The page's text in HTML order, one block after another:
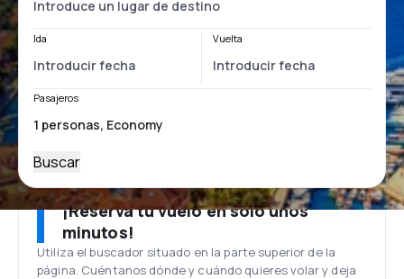
Ida Vuelta
Pasajeros
Buscar
¡Reserva tu vuelo en solo unos
minutos!
Utiliza el buscador situado en la parte superior de la
página. Cuéntanos dónde y cuándo quieres volar y deja